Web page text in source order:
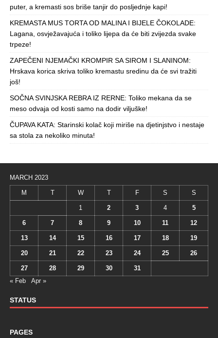
puter, a kremasti sos briše tanjir do posljednje kapi!
KREMASTA MUS TORTA OD MALINA I BIJELE ČOKOLADE:
Lagana, osvježavajuća i toliko lijepa da će biti zvijezda svake
trpeze!
ZAPEČENI NJEMAČKI KROMPIR SA SIROM I SLANINOM:
Hrskava korica skriva toliko kremastu sredinu da će svi tražiti
još!
SOČNA SVINJSKA REBRA IZ RERNE: Toliko mekana da se
meso odvaja od kosti samo na dodir viljuške!
ČUPAVA KATA: Starinski kolač koji miriše na djetinjstvo i nestaje
sa stola za nekoliko minuta!
MARCH 2023
M T W T F S S
1 2 3 4 5
6 7 8 9 10 11 12
13 14 15 16 17 18 19
20 21 22 23 24 25 26
27 28 29 30
31
« Feb
Apr »
STATUS
PAGES